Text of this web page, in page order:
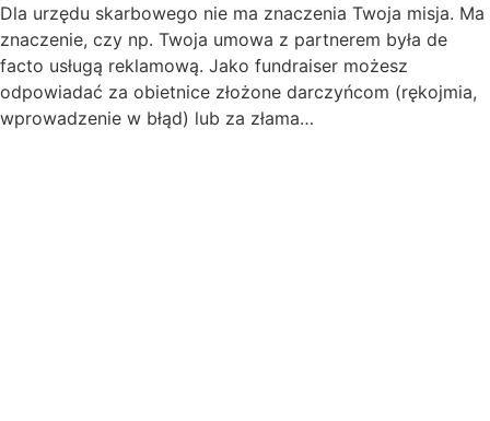
Dla urzędu skarbowego nie ma znaczenia Twoja misja. Ma
znaczenie, czy np. Twoja umowa z partnerem była de
facto usługą reklamową. Jako fundraiser możesz
odpowiadać za obietnice złożone darczyńcom (rękojmia,
wprowadzenie w błąd) lub za złama…